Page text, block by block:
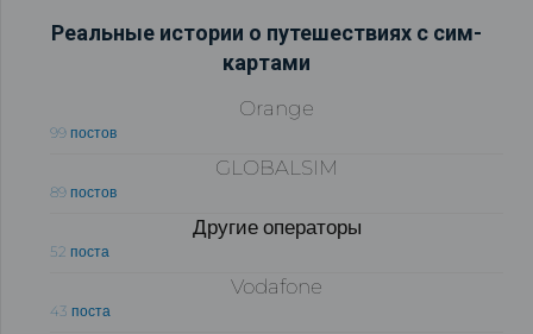
Реальные истории о путешествиях с сим-
картами
Orange
99 постов
GLOBALSIM
89 постов
Другие операторы
52 поста
Vodafone
43 поста